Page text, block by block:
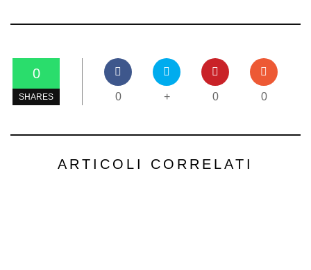
0
SHARES 0 + 0 0
ARTICOLI CORRELATI